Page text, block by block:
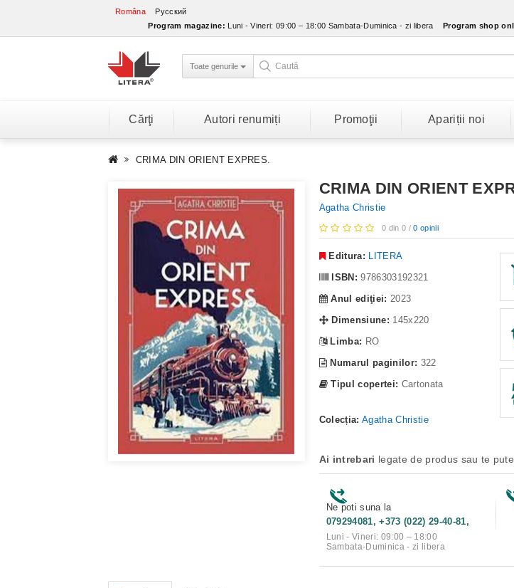
Româna
Русский
Program magazine: Luni - Vineri: 09:00 – 18:00 Sambata-Duminica - zi libera Program shop
Toate genurile
Cărţi Autori renumiți Promoţii Apariții noi
CRIMA DIN ORIENT EXPRES.
CRIMA DIN ORIENT
Agatha Christie
0 din 0 /0 opinii
Editura: LITERA
ISBN: 9786303192321
Anul ediţiei: 2023
Dimensiune: 145x220
Limba: RO
Numarul paginilor: 322
Tipul copertei: Cartonata
Colecția: Agatha Christie
Ai intrebari legate de produs sau te
Ne poti suna la
079294081, +373 (022) 29-40-81,
Luni - Vineri: 09:00 – 18:00
Sambata-Duminica - zi libera